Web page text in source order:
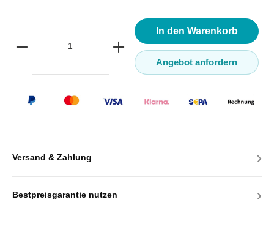
In den Warenkorb
Angebot anfordern
Versand & Zahlung ›
Bestpreisgarantie nutzen ›